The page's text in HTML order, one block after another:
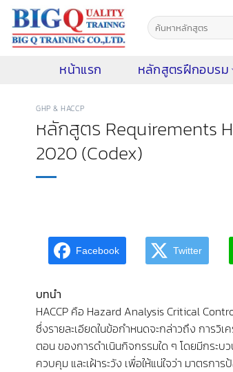
ข้าม
หน้าแรก หลักสูตรฝึกอบรม
GHP & HACCP
หลักสูตร Requirements
2020 (Codex)
Facebook Twitter
บทนำ
HACCP คือ Hazard Analysis Critical
ซึ่งรายละเอียดในข้อกำหนดจะกล่าวถึง การ
ตอน ของการดำเนินกิจกรรมใด ๆ โดยมีกระ
ควบคุม และเฝ้าระวัง เพื่อให้แน่ใจว่า มาตรก